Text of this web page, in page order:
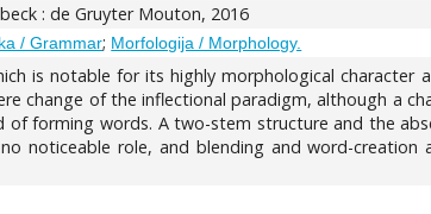
: de Gruyter Mouton, 2016
/ Grammar; Morfologija / Morphology.
is notable for its highly morphological character
change of the inflectional paradigm, although a
forming words. A two-stem structure and the
noticeable role, and blending and word-creation